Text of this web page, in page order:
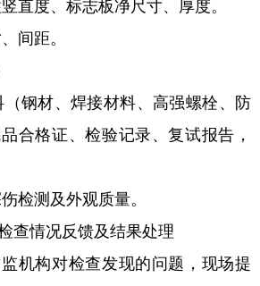
度、标志板净尺寸、厚度。
间距。
材、焊接材料、高强螺栓、防
合格证、检验记录、复试报告，
测及外观质量。
情况反馈及结果处理
构对检查发现的问题，现场提